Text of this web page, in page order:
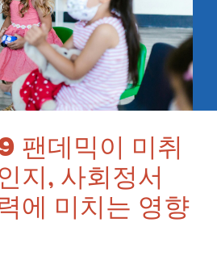
팬데믹이 미취
지, 사회정서
에 미치는 영향